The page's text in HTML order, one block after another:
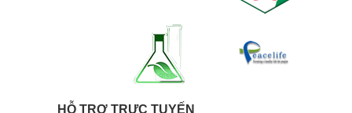
HỖ TRỢ TRỰC TUYẾN